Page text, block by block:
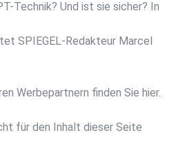
Technik? Und ist sie sicher? In
SPIEGEL-Redakteur Marcel
Werbepartnern finden Sie hier.
für den Inhalt dieser Seite